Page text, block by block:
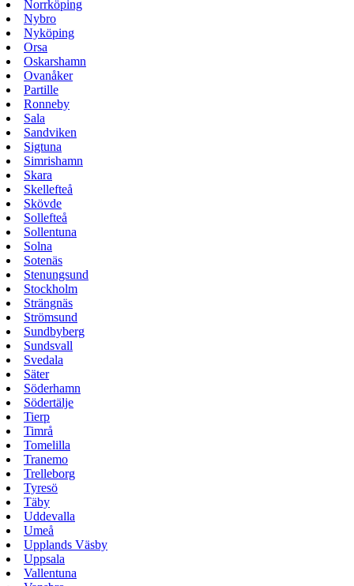
Norrköping
Nybro
Nyköping
Orsa
Oskarshamn
Ovanåker
Partille
Ronneby
Sala
Sandviken
Sigtuna
Simrishamn
Skara
Skellefteå
Skövde
Sollefteå
Sollentuna
Solna
Sotenäs
Stenungsund
Stockholm
Strängnäs
Strömsund
Sundbyberg
Sundsvall
Svedala
Säter
Söderhamn
Södertälje
Tierp
Timrå
Tomelilla
Tranemo
Trelleborg
Tyresö
Täby
Uddevalla
Umeå
Upplands Väsby
Uppsala
Vallentuna